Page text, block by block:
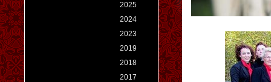
2025
2024
2023
2019
2018
2017